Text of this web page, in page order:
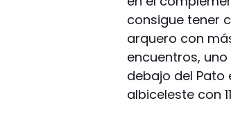
consigue tener
arquero con
encuentros, uno
debajo del Pato
albiceleste con